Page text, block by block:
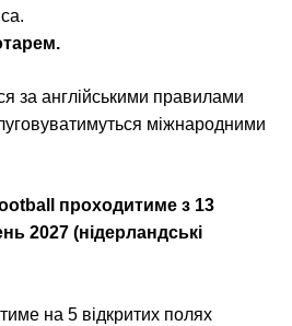
за англійськими правилами
міжнародними
проходитиме з 13
2027 (нідерландські
на 5 відкритих полях